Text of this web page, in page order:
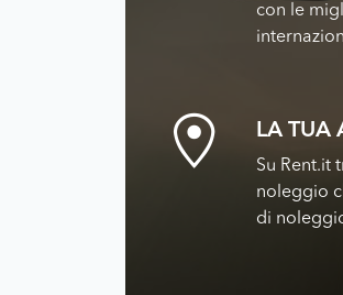
con le
LA TUA
Su Rent.it
noleggio
di